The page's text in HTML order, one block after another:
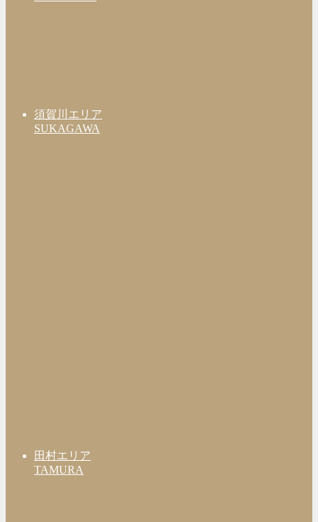
須賀川エリア
SUKAGAWA
田村エリア
TAMURA